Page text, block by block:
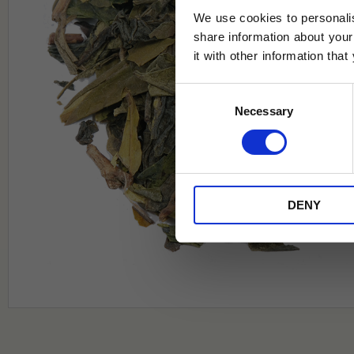
We use cookies to
share information about
it with other information that
Consent
Selection
Necessary
DENY
Jag samtycker till Tehuset Javas
* Rabatten gäller endast online på
på ordinarie priser och kan ej